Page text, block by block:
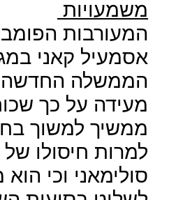
משמעויות
המעורבות
אסמעיל קאני
הממשלה החדשה
מעידה על כך
ממשיך למשוך
למרות חיסולו
סולימאני וכי